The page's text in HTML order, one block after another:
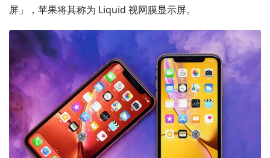
屏」，苹果将其称为 Liquid 视网膜显示屏。